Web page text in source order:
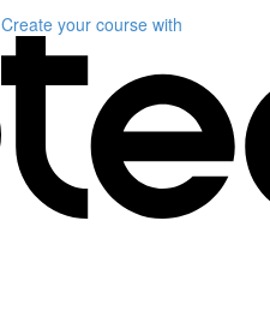
Create your course with